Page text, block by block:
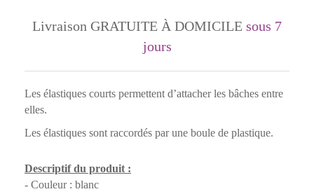
Livraison GRATUITE À DOMICILE sous 7
jours
Les élastiques courts permettent d’attacher les bâches entre
elles.
Les élastiques sont raccordés par une boule de plastique.
Descriptif du produit :
- Couleur : blanc